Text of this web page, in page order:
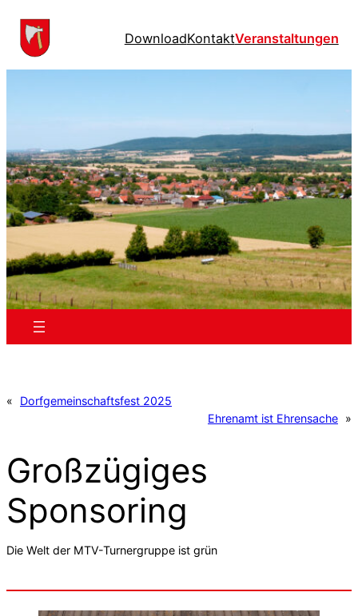
DownloadKontaktVeranstaltungen
«
Dorfgemeinschaftsfest 2025
Ehrenamt ist Ehrensache »
Großzügiges
Sponsoring
Die Welt der MTV-Turnergruppe ist grün